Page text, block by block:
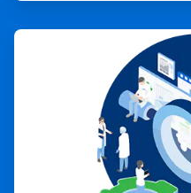
ArticleTile